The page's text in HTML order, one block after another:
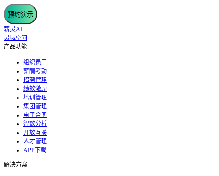
预约演示
薪灵AI
灵域空间
产品功能
组织员工
薪酬考勤
招聘管理
绩效激励
培训管理
集团管理
电子合同
智数分析
开放互联
人才管理
APP下载
解决方案